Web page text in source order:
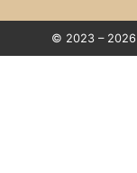
© 2023 – 2026